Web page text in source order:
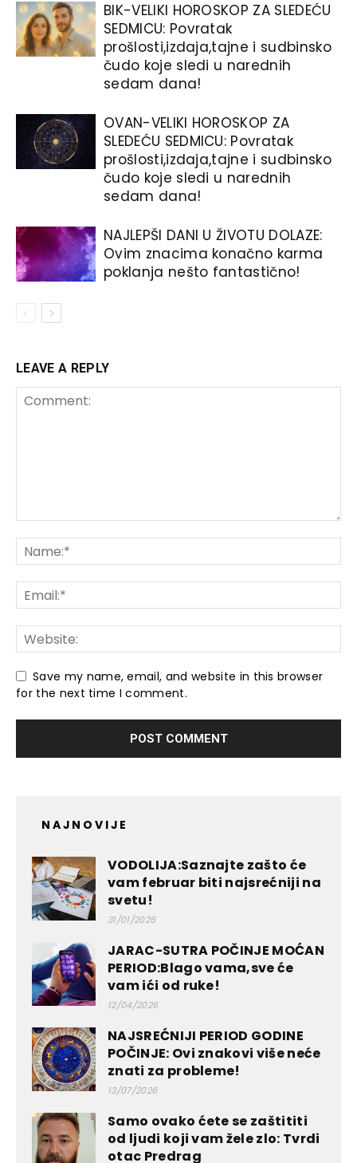
BIK-VELIKI HOROSKOP ZA SLEDEĆU
SEDMICU: Povratak
prošlosti,izdaja,tajne i sudbinsko
čudo koje sledi u narednih
sedam dana!
OVAN-VELIKI HOROSKOP ZA
SLEDEĆU SEDMICU: Povratak
prošlosti,izdaja,tajne i sudbinsko
čudo koje sledi u narednih
sedam dana!
NAJLEPŠI DANI U ŽIVOTU DOLAZE:
Ovim znacima konačno karma
poklanja nešto fantastično!
LEAVE A REPLY
Save my name, email, and website in this browser
for the next time I comment.
NAJNOVIJE
VODOLIJA:Saznajte zašto će
vam februar biti najsrećniji na
svetu!
31/01/2026
JARAC-SUTRA POČINJE MOĆAN
PERIOD:Blago vama,sve će
vam ići od ruke!
12/04/2026
NAJSREĆNIJI PERIOD GODINE
POČINJE: Ovi znakovi više neće
znati za probleme!
13/07/2026
Samo ovako ćete se zaštititi
od ljudi koji vam žele zlo: Tvrdi
otac Predrag